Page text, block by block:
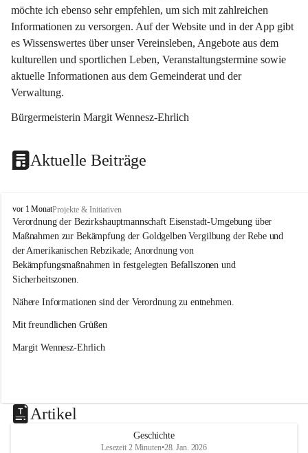
möchte ich ebenso sehr empfehlen, um sich mit zahlreichen
Informationen zu versorgen. Auf der Website und in der App gibt
es Wissenswertes über unser Vereinsleben, Angebote aus dem
kulturellen und sportlichen Leben, Veranstaltungstermine sowie
aktuelle Informationen aus dem Gemeinderat und der
Verwaltung.
Bürgermeisterin Margit Wennesz-Ehrlich
Aktuelle Beiträge
O
s
l
i
p
vor 1 MonatProjekte & Initiativen
Verordnung der Bezirkshauptmannschaft Eisenstadt-Umgebung über
Maßnahmen zur Bekämpfung der Goldgelben Vergilbung der Rebe und
der Amerikanischen Rebzikade; Anordnung von
Bekämpfungsmaßnahmen in festgelegten Befallszonen und
Sicherheitszonen.
Nähere Informationen sind der Verordnung zu entnehmen.
Mit freundlichen Grüßen
Margit Wennesz-Ehrlich
Artikel
Geschichte
Lesezeit 2 Minuten•28. Jan. 2026